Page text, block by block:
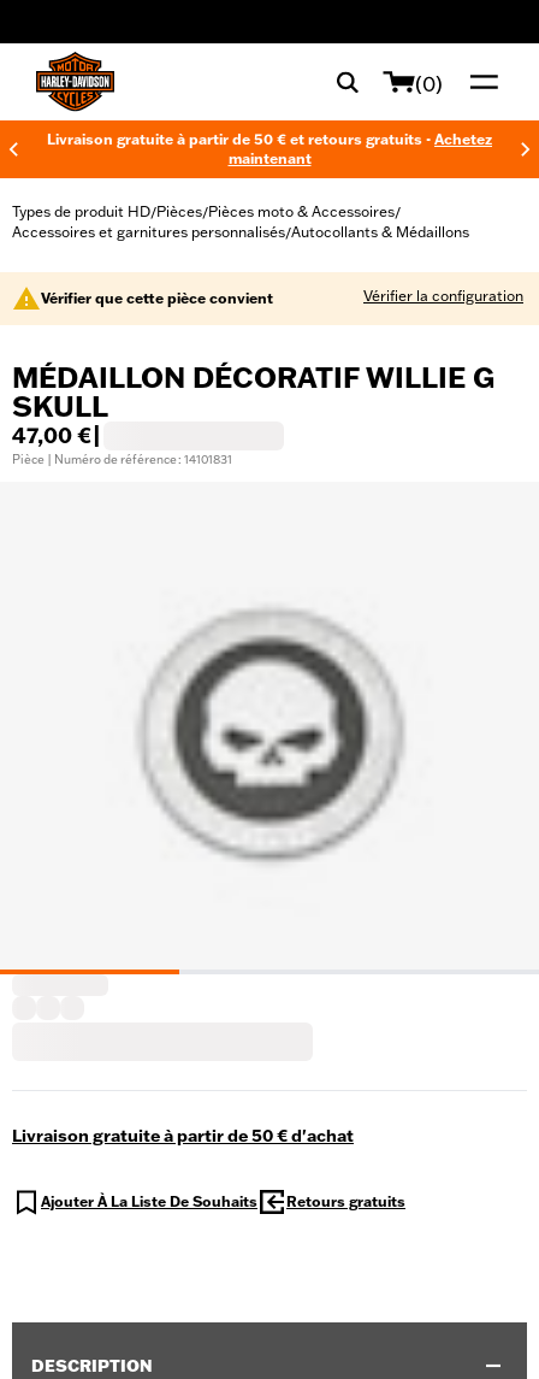
(0)
Livraison gratuite à partir de 50 € et retours gratuits - Achetez
maintenant
Types de produit HD/Pièces/Pièces moto & Accessoires/
Accessoires et garnitures personnalisés/Autocollants & Médaillons
Vérifier que cette pièce convient Vérifier la configuration
MÉDAILLON DÉCORATIF WILLIE G
SKULL
47,00 €
Pièce | Numéro de référence : 14101831
Livraison gratuite à partir de 50 € d'achat
Ajouter À La Liste De Souhaits Retours gratuits
DESCRIPTION